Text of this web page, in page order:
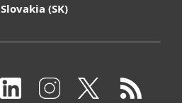
Slovakia (SK)